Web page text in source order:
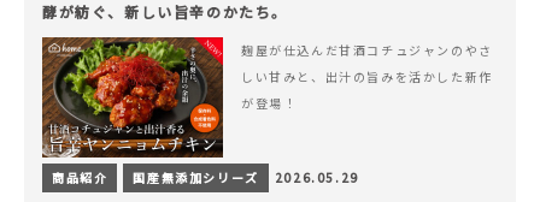
酵が紡ぐ、新しい旨辛のかたち。
麹屋が仕込んだ甘酒コチュジャンのやさ
しい甘みと、出汁の旨みを活かした新作
が登場！
商品紹介 国産無添加シリーズ 2026.05.29